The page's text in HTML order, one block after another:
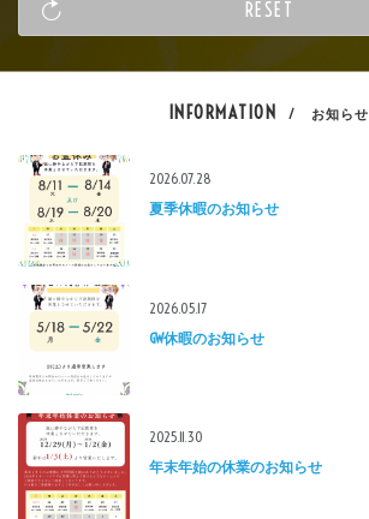
INFORMATION / お知らせ
2026.07.28
夏季休暇のお知らせ
2026.05.17
GW休暇のお知らせ
2025.11.30
年末年始の休業のお知らせ